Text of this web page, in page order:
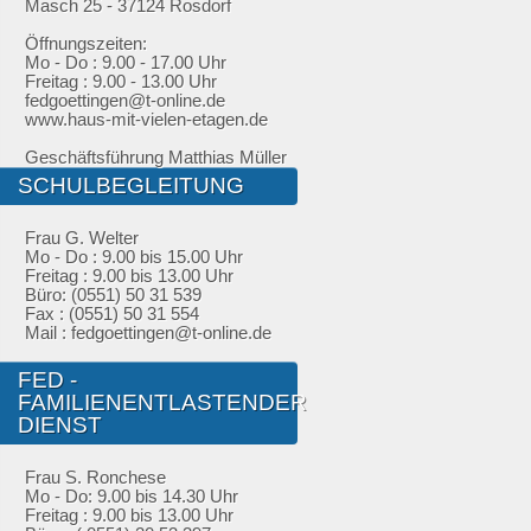
Masch 25 - 37124 Rosdorf
Öffnungszeiten:
Mo - Do : 9.00 - 17.00 Uhr
Freitag : 9.00 - 13.00 Uhr
fedgoettingen@t-online.de
www.haus-mit-vielen-etagen.de
Geschäftsführung Matthias Müller
SCHULBEGLEITUNG
Frau G. Welter
Mo - Do : 9.00 bis 15.00 Uhr
Freitag : 9.00 bis 13.00 Uhr
Büro: (0551) 50 31 539
Fax : (0551) 50 31 554
Mail : fedgoettingen@t-online.de
FED -
FAMILIENENTLASTENDER
DIENST
Frau S. Ronchese
Mo - Do: 9.00 bis 14.30 Uhr
Freitag : 9.00 bis 13.00 Uhr